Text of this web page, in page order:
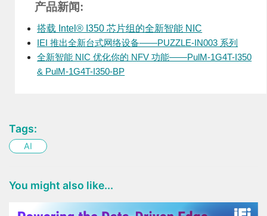
产品新闻:
搭载 Intel® I350 芯片组的全新智能 NIC
IEI 推出全新台式网络设备——PUZZLE-IN003 系列
全新智能 NIC 优化你的 NFV 功能——PulM-1G4T-I350
& PulM-1G4T-I350-BP
Tags:
AI
You might also like...